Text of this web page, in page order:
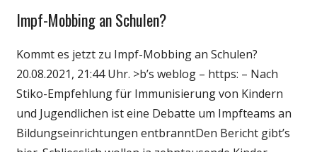
Gesellschaft
Politik
Wirtschaft
Wissenschaft
Impf-Mobbing an Schulen?
Kommt es jetzt zu Impf-Mobbing an Schulen?
20.08.2021, 21:44 Uhr. >b’s weblog – https: – Nach
Stiko-Empfehlung für Immunisierung von Kindern
und Jugendlichen ist eine Debatte um Impfteams an
Bildungseinrichtungen entbranntDen Bericht gibt’s